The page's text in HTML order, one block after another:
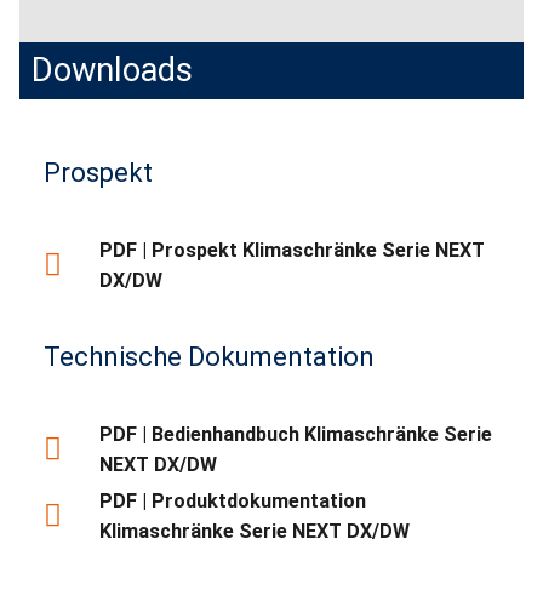
Downloads
Prospekt
PDF | Prospekt Klimaschränke Serie NEXT
DX/DW
Technische Dokumentation
PDF | Bedienhandbuch Klimaschränke Serie
NEXT DX/DW
PDF | Produktdokumentation
Klimaschränke Serie NEXT DX/DW